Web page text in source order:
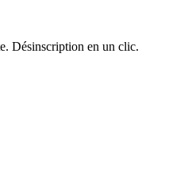
Désinscription en un clic.